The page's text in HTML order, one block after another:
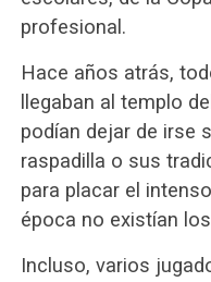
profesional.
Hace años atrás,
llegaban al templo
podían dejar de irse
raspadilla o sus
para placar el
época no existían
Incluso, varios